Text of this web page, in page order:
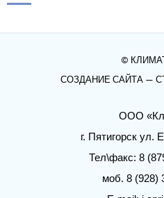
©
СОЗДАНИЕ САЙТА—
ООО
г. Пятигорск ул.
Тел\факс: 8
моб. 8 (928)